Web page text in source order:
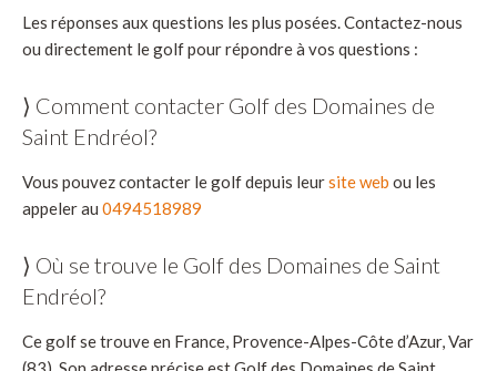
Les réponses aux questions les plus posées. Contactez-nous
ou directement le golf pour répondre à vos questions :
⟩ Comment contacter Golf des Domaines de
Saint Endréol?
Vous pouvez contacter le golf depuis leursite web ou les
appeler au 0494518989
⟩ Où se trouve le Golf des Domaines de Saint
Endréol?
Ce golf se trouve en France, Provence-Alpes-Côte d’Azur, Var